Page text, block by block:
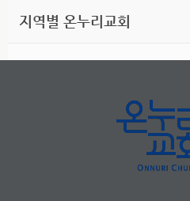
지역별 온누리교회